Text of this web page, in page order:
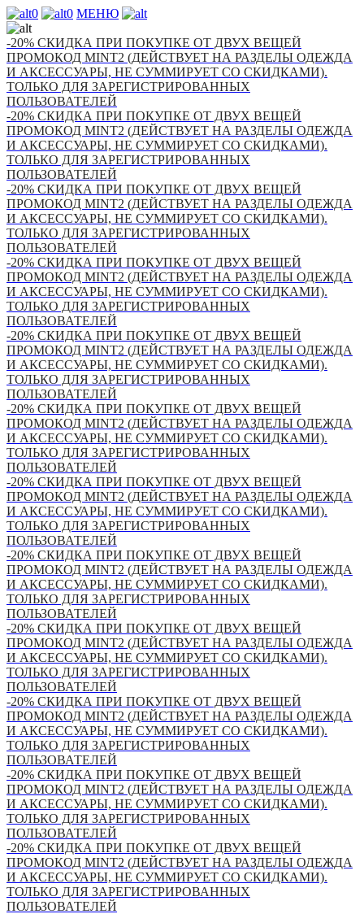
0 0 МЕНЮ
-20% СКИДКА ПРИ ПОКУПКЕ ОТ ДВУХ ВЕЩЕЙ
ПРОМОКОД MINT2 (ДЕЙСТВУЕТ НА РАЗДЕЛЫ ОДЕЖДА
И АКСЕССУАРЫ, НЕ СУММИРУЕТ СО СКИДКАМИ).
ТОЛЬКО ДЛЯ ЗАРЕГИСТРИРОВАННЫХ
ПОЛЬЗОВАТЕЛЕЙ
-20% СКИДКА ПРИ ПОКУПКЕ ОТ ДВУХ ВЕЩЕЙ
ПРОМОКОД MINT2 (ДЕЙСТВУЕТ НА РАЗДЕЛЫ ОДЕЖДА
И АКСЕССУАРЫ, НЕ СУММИРУЕТ СО СКИДКАМИ).
ТОЛЬКО ДЛЯ ЗАРЕГИСТРИРОВАННЫХ
ПОЛЬЗОВАТЕЛЕЙ
-20% СКИДКА ПРИ ПОКУПКЕ ОТ ДВУХ ВЕЩЕЙ
ПРОМОКОД MINT2 (ДЕЙСТВУЕТ НА РАЗДЕЛЫ ОДЕЖДА
И АКСЕССУАРЫ, НЕ СУММИРУЕТ СО СКИДКАМИ).
ТОЛЬКО ДЛЯ ЗАРЕГИСТРИРОВАННЫХ
ПОЛЬЗОВАТЕЛЕЙ
-20% СКИДКА ПРИ ПОКУПКЕ ОТ ДВУХ ВЕЩЕЙ
ПРОМОКОД MINT2 (ДЕЙСТВУЕТ НА РАЗДЕЛЫ ОДЕЖДА
И АКСЕССУАРЫ, НЕ СУММИРУЕТ СО СКИДКАМИ).
ТОЛЬКО ДЛЯ ЗАРЕГИСТРИРОВАННЫХ
ПОЛЬЗОВАТЕЛЕЙ
-20% СКИДКА ПРИ ПОКУПКЕ ОТ ДВУХ ВЕЩЕЙ
ПРОМОКОД MINT2 (ДЕЙСТВУЕТ НА РАЗДЕЛЫ ОДЕЖДА
И АКСЕССУАРЫ, НЕ СУММИРУЕТ СО СКИДКАМИ).
ТОЛЬКО ДЛЯ ЗАРЕГИСТРИРОВАННЫХ
ПОЛЬЗОВАТЕЛЕЙ
-20% СКИДКА ПРИ ПОКУПКЕ ОТ ДВУХ ВЕЩЕЙ
ПРОМОКОД MINT2 (ДЕЙСТВУЕТ НА РАЗДЕЛЫ ОДЕЖДА
И АКСЕССУАРЫ, НЕ СУММИРУЕТ СО СКИДКАМИ).
ТОЛЬКО ДЛЯ ЗАРЕГИСТРИРОВАННЫХ
ПОЛЬЗОВАТЕЛЕЙ
-20% СКИДКА ПРИ ПОКУПКЕ ОТ ДВУХ ВЕЩЕЙ
ПРОМОКОД MINT2 (ДЕЙСТВУЕТ НА РАЗДЕЛЫ ОДЕЖДА
И АКСЕССУАРЫ, НЕ СУММИРУЕТ СО СКИДКАМИ).
ТОЛЬКО ДЛЯ ЗАРЕГИСТРИРОВАННЫХ
ПОЛЬЗОВАТЕЛЕЙ
-20% СКИДКА ПРИ ПОКУПКЕ ОТ ДВУХ ВЕЩЕЙ
ПРОМОКОД MINT2 (ДЕЙСТВУЕТ НА РАЗДЕЛЫ ОДЕЖДА
И АКСЕССУАРЫ, НЕ СУММИРУЕТ СО СКИДКАМИ).
ТОЛЬКО ДЛЯ ЗАРЕГИСТРИРОВАННЫХ
ПОЛЬЗОВАТЕЛЕЙ
-20% СКИДКА ПРИ ПОКУПКЕ ОТ ДВУХ ВЕЩЕЙ
ПРОМОКОД MINT2 (ДЕЙСТВУЕТ НА РАЗДЕЛЫ ОДЕЖДА
И АКСЕССУАРЫ, НЕ СУММИРУЕТ СО СКИДКАМИ).
ТОЛЬКО ДЛЯ ЗАРЕГИСТРИРОВАННЫХ
ПОЛЬЗОВАТЕЛЕЙ
-20% СКИДКА ПРИ ПОКУПКЕ ОТ ДВУХ ВЕЩЕЙ
ПРОМОКОД MINT2 (ДЕЙСТВУЕТ НА РАЗДЕЛЫ ОДЕЖДА
И АКСЕССУАРЫ, НЕ СУММИРУЕТ СО СКИДКАМИ).
ТОЛЬКО ДЛЯ ЗАРЕГИСТРИРОВАННЫХ
ПОЛЬЗОВАТЕЛЕЙ
-20% СКИДКА ПРИ ПОКУПКЕ ОТ ДВУХ ВЕЩЕЙ
ПРОМОКОД MINT2 (ДЕЙСТВУЕТ НА РАЗДЕЛЫ ОДЕЖДА
И АКСЕССУАРЫ, НЕ СУММИРУЕТ СО СКИДКАМИ).
ТОЛЬКО ДЛЯ ЗАРЕГИСТРИРОВАННЫХ
ПОЛЬЗОВАТЕЛЕЙ
-20% СКИДКА ПРИ ПОКУПКЕ ОТ ДВУХ ВЕЩЕЙ
ПРОМОКОД MINT2 (ДЕЙСТВУЕТ НА РАЗДЕЛЫ ОДЕЖДА
И АКСЕССУАРЫ, НЕ СУММИРУЕТ СО СКИДКАМИ).
ТОЛЬКО ДЛЯ ЗАРЕГИСТРИРОВАННЫХ
ПОЛЬЗОВАТЕЛЕЙ